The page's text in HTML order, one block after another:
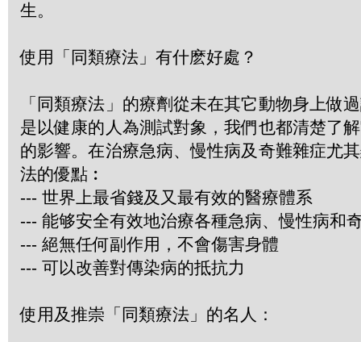
生。
使用「同類療法」有什麽好處？
「同類療法」的療劑從未在其它動物身上做
是以健康的人為測試對象，我們也都清楚了
的影響。在治療急病、慢性病及奇難雜症尤
法的優點︰
--- 世界上最省錢及又最有效的醫療體系
--- 能够安全有效地治療各種急病、慢性病和
--- 絕無任何副作用，不會傷害身體
--- 可以改善對傳染病的抵抗力
使用及推崇「同類療法」的名人：